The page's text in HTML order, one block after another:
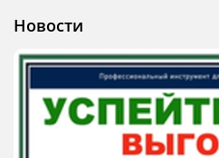
Новости